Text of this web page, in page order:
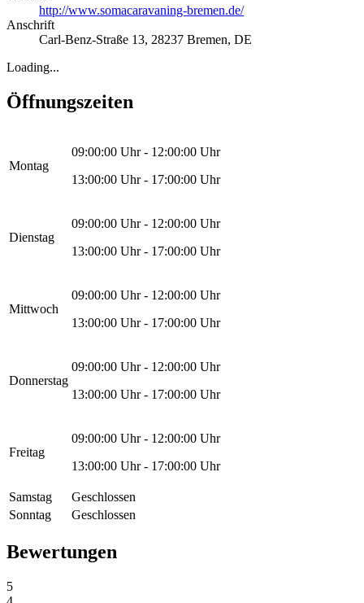
http://www.somacaravaning-bremen.de/
Anschrift
Carl-Benz-Straße 13, 28237 Bremen, DE
Loading...
Öffnungszeiten
Montag
09:00:00 Uhr - 12:00:00 Uhr
13:00:00 Uhr - 17:00:00 Uhr
Dienstag
09:00:00 Uhr - 12:00:00 Uhr
13:00:00 Uhr - 17:00:00 Uhr
Mittwoch
09:00:00 Uhr - 12:00:00 Uhr
13:00:00 Uhr - 17:00:00 Uhr
Donnerstag
09:00:00 Uhr - 12:00:00 Uhr
13:00:00 Uhr - 17:00:00 Uhr
Freitag
09:00:00 Uhr - 12:00:00 Uhr
13:00:00 Uhr - 17:00:00 Uhr
Samstag
Geschlossen
Sonntag
Geschlossen
Bewertungen
5